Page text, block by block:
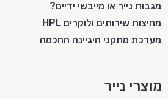
מגבות נייר או מייבשי ידיים?
מחיצות שירותים ולוקרים HPL
מערכת מתקני היגיינה החכמה
מוצרי נייר